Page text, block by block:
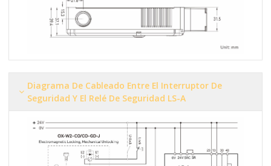
Diagrama De Cableado Entre El Interruptor De
Seguridad Y El Relé De Seguridad LS-A